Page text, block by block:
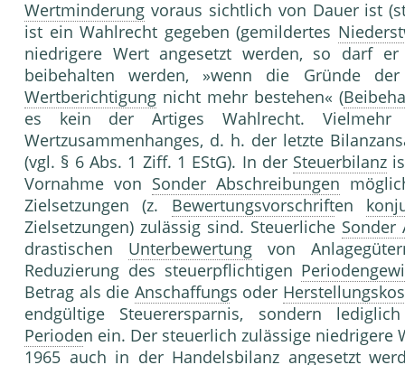
Wertminderung voraus sichtlich von Dauer ist
ist ein Wahlrecht gegeben (gemildertes
niedrigere Wert angesetzt werden, so darf
beibehalten werden, »wenn die Gründe
Wertberichtigung nicht mehr bestehen« (
es kein der Artiges Wahlrecht.
Wertzusammenhanges, d. h. der letzte
(vgl. § 6 Abs. 1 Ziff. 1 EStG). In der Steuerbilanz
Vornahme von Sonder Abschreibungen
Zielsetzungen (z. Bewertungsvorschriften
Zielsetzungen) zulässig sind. Steuerliche Sonder
drastischen Unterbewertung von
Reduzierung des steuerpflichtigen
Betrag als die Anschaffungs oder
endgültige Steuerersparnis, sondern
Perioden ein. Der steuerlich zulässige niedrigere
1965 auch in der Handelsbilanz angesetzt